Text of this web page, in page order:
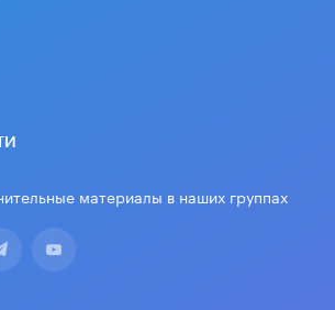
материалы в наших группах